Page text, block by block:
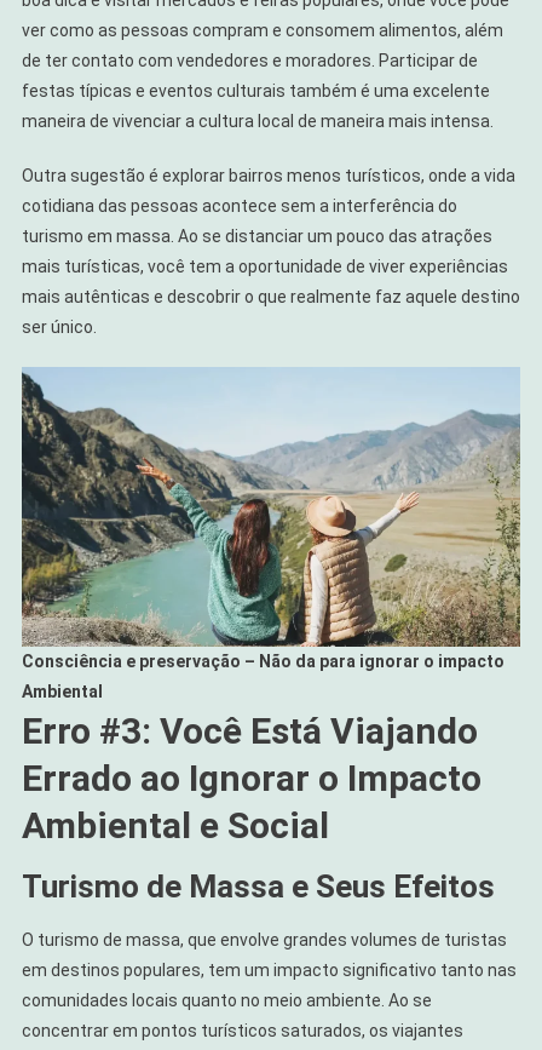
ver como as pessoas compram e consomem alimentos, além
de ter contato com vendedores e moradores. Participar de
festas típicas e eventos culturais também é uma excelente
maneira de vivenciar a cultura local de maneira mais intensa.
Outra sugestão é explorar bairros menos turísticos, onde a vida
cotidiana das pessoas acontece sem a interferência do
turismo em massa. Ao se distanciar um pouco das atrações
mais turísticas, você tem a oportunidade de viver experiências
mais autênticas e descobrir o que realmente faz aquele destino
ser único.
Consciência e preservação – Não da para ignorar o impacto
Ambiental
Erro #3: Você Está Viajando
Errado ao Ignorar o Impacto
Ambiental e Social
Turismo de Massa e Seus Efeitos
O turismo de massa, que envolve grandes volumes de turistas
em destinos populares, tem um impacto significativo tanto nas
comunidades locais quanto no meio ambiente. Ao se
concentrar em pontos turísticos saturados, os viajantes